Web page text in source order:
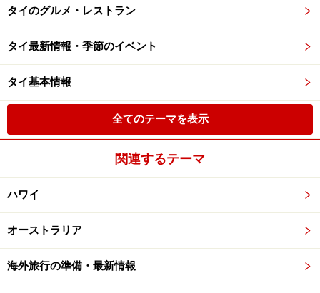
タイのグルメ・レストラン
タイ最新情報・季節のイベント
タイ基本情報
全てのテーマを表示
関連するテーマ
ハワイ
オーストラリア
海外旅行の準備・最新情報